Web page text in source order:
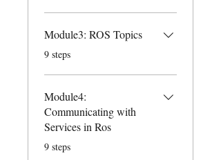
Module3: ROS Topics
.9 steps
Module4:
Communicating with
Services in Ros
.9 steps